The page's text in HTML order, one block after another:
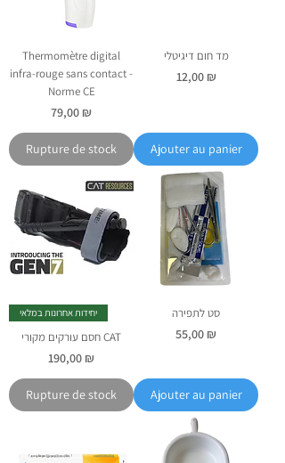
Thermomètre digital
infra-rouge sans contact -
Norme CE
Prix
79,00 ₪
Rupture de stock
מד חום דיגיטלי
Prix
12,00 ₪
Ajouter au panier
יחידות אחרונות במלאי
חסם עורקים מקורי CAT
Prix
190,00 ₪
Rupture de stock
סט לתפירה
Prix
55,00 ₪
Ajouter au panier